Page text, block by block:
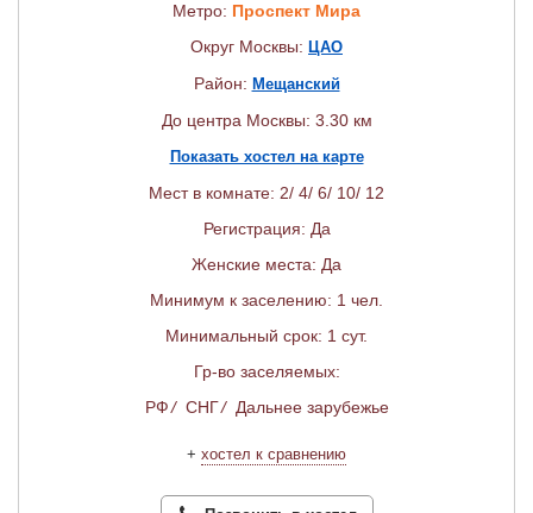
Метро: Проспект Мира
Округ Москвы: ЦАО
Район: Мещанский
До центра Москвы: 3.30 км
Показать хостел на карте
Мест в комнате: 2/ 4/ 6/ 10/ 12
Регистрация: Да
Женские места: Да
Минимум к заселению: 1 чел.
Минимальный срок: 1 сут.
Гр-во заселяемых:
РФ/ СНГ/ Дальнее зарубежье
+ хостел к сравнению